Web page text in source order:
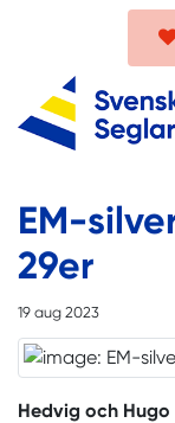
EM-
29er
19 aug 2023
Hedvig och